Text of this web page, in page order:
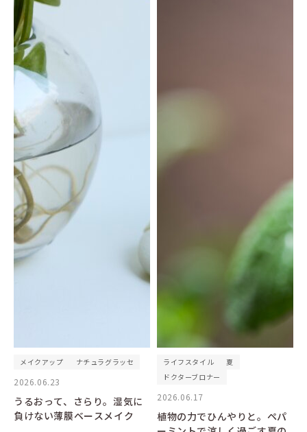
メイクアップ ナチュラグラッセ
2026.06.23
うるおって、さらり。湿気に
負けない薄膜ベースメイク
ライフスタイル
夏
ドクターブロナー
2026.06.17
植物の力でひんやりと。ペパ